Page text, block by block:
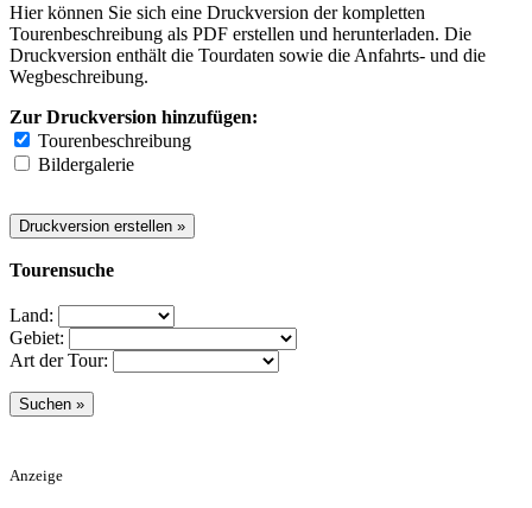
Hier können Sie sich eine Druckversion der kompletten
Tourenbeschreibung als PDF erstellen und herunterladen. Die
Druckversion enthält die Tourdaten sowie die Anfahrts- und die
Wegbeschreibung.
Zur Druckversion hinzufügen:
Tourenbeschreibung
Bildergalerie
Tourensuche
Land:
Gebiet:
Art der Tour:
Anzeige